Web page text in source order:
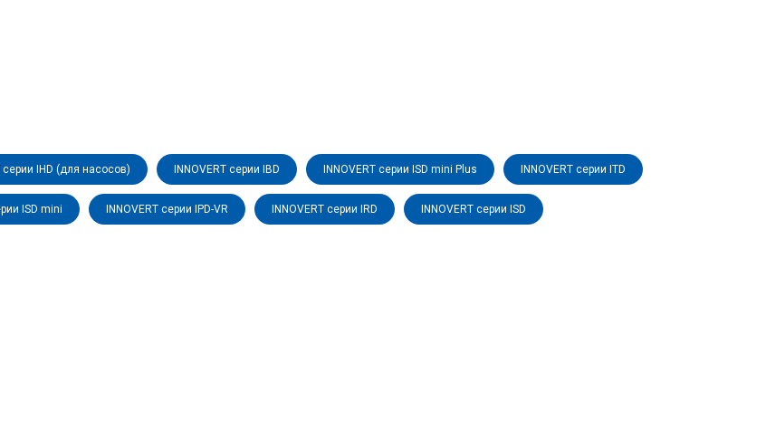
серии IHD (для насосов) INNOVERT серии IBD INNOVERT серии ISD mini Plus INNOVERT серии ITD
ISD mini INNOVERT серии IPD-VR INNOVERT серии IRD INNOVERT серии ISD